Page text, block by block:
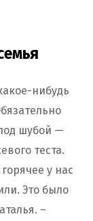
нибудь
шубой —
теста.
у нас
Это было
–